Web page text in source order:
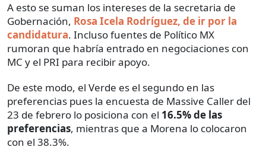
A esto se suman los intereses de la secretaria de
Gobernación, Rosa Icela Rodríguez, de ir por la
candidatura. Incluso fuentes de Político MX
rumoran que habría entrado en negociaciones con
MC y el PRI para recibir apoyo.
De este modo, el Verde es el segundo en las
preferencias pues la encuesta de Massive Caller del
23 de febrero lo posiciona con el 16.5% de las
preferencias, mientras que a Morena lo colocaron
con el 38.3%.